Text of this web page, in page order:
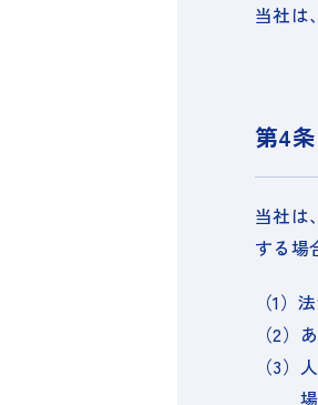
当社は
第4
当社は
する場
（1）
（2）
（3）